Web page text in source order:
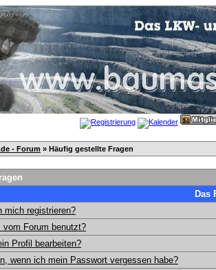
- Forum » Häufig gestellte Fragen
Das
mich registrieren?
vom Forum benutzt?
Profil bearbeiten?
wenn ich mein Passwort vergessen habe?